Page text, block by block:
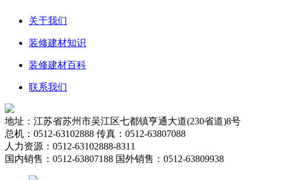
关于我们
装修建材知识
装修建材百科
联系我们
地址：江苏省苏州市吴江区七都镇亨通大道(230省道)8号
总机：0512-63102888 传真：0512-63807088
人力资源：0512-63102888-8311
国内销售：0512-63807188 国外销售：0512-63809938